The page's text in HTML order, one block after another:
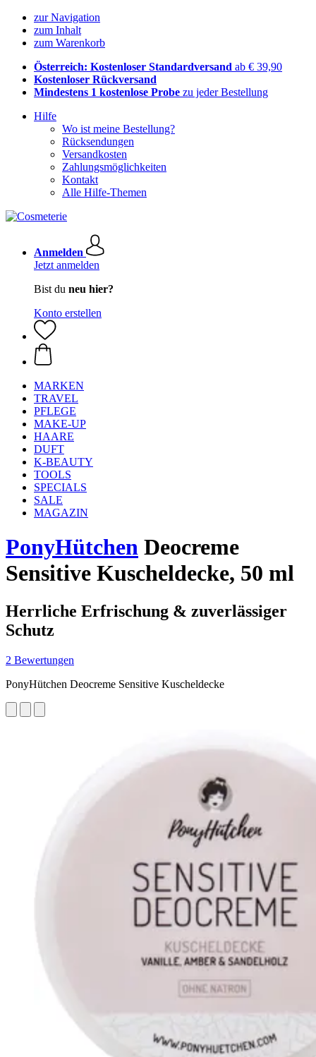
zur Navigation
zum Inhalt
zum Warenkorb
Österreich: Kostenloser Standardversand ab € 39,90
Kostenloser Rückversand
Mindestens 1 kostenlose Probe zu jeder Bestellung
Hilfe
Wo ist meine Bestellung?
Rücksendungen
Versandkosten
Zahlungsmöglichkeiten
Kontakt
Alle Hilfe-Themen
Anmelden
Jetzt anmelden
Bist du neu hier?
Konto erstellen
MARKEN
TRAVEL
PFLEGE
MAKE-UP
HAARE
DUFT
K-BEAUTY
TOOLS
SPECIALS
SALE
MAGAZIN
PonyHütchen Deocreme
Sensitive Kuscheldecke, 50 ml
Herrliche Erfrischung & zuverlässiger
Schutz
2 Bewertungen
PonyHütchen Deocreme Sensitive Kuscheldecke